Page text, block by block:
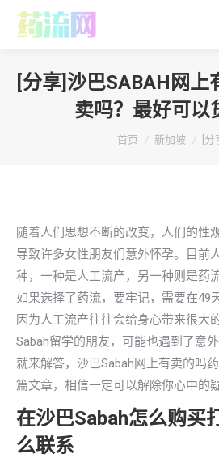
[分享]沙巴SABAH网上
卖吗？最好可以
你在这里：
首页 新加坡 [
随着人们思想不断的改变，人们的性
导致许多女性朋友们意外怀孕。目前
种，一种是人工流产，另一种则是药
如果选择了药流，要牢记，需要在49
因为人工流产往往会给身心带来很大
Sabah留学的朋友，可能也遇到了意
就来解答，沙巴Sabah网上有卖的吗
篇文章，相信一定可以解除你心中的疑
在沙巴Sabah怎么购买
么联系